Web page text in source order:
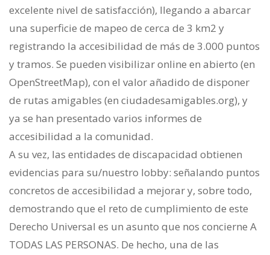
excelente nivel de satisfacción), llegando a abarcar
una superficie de mapeo de cerca de 3 km2 y
registrando la accesibilidad de más de 3.000 puntos
y tramos. Se pueden visibilizar online en abierto (en
OpenStreetMap), con el valor añadido de disponer
de rutas amigables (en ciudadesamigables.org), y
ya se han presentado varios informes de
accesibilidad a la comunidad.
A su vez, las entidades de discapacidad obtienen
evidencias para su/nuestro lobby: señalando puntos
concretos de accesibilidad a mejorar y, sobre todo,
demostrando que el reto de cumplimiento de este
Derecho Universal es un asunto que nos concierne A
TODAS LAS PERSONAS. De hecho, una de las